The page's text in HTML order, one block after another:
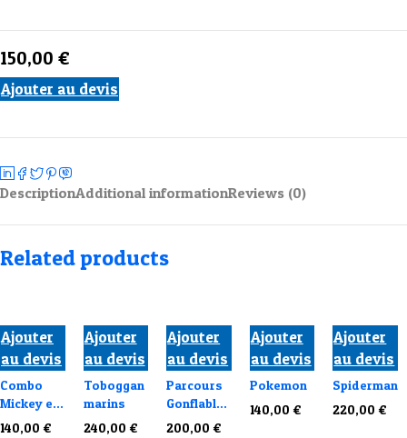
150,00 €
Ajouter au devis
DescriptionAdditional informationReviews (0)
Related products
Ajouter
au devis
Combo
Mickey et
Minnie
140,00 €
Ajouter
au devis
Toboggan
marins
240,00 €
Ajouter
au devis
Parcours
Gonflable
“Circus”
200,00 €
Ajouter
au devis
Pokemon
140,00 €
Ajouter
au devis
Spiderman
220,00 €